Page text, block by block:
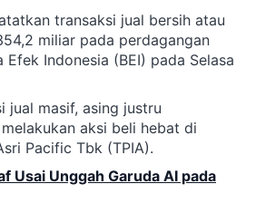
transaksi jual bersih atau
miliar pada perdagangan
Efek Indonesia (BEI) pada Selasa
jual masif, asing justru
aksi beli hebat di
Pacific Tbk (TPIA).
Usai Unggah Garuda AI pada